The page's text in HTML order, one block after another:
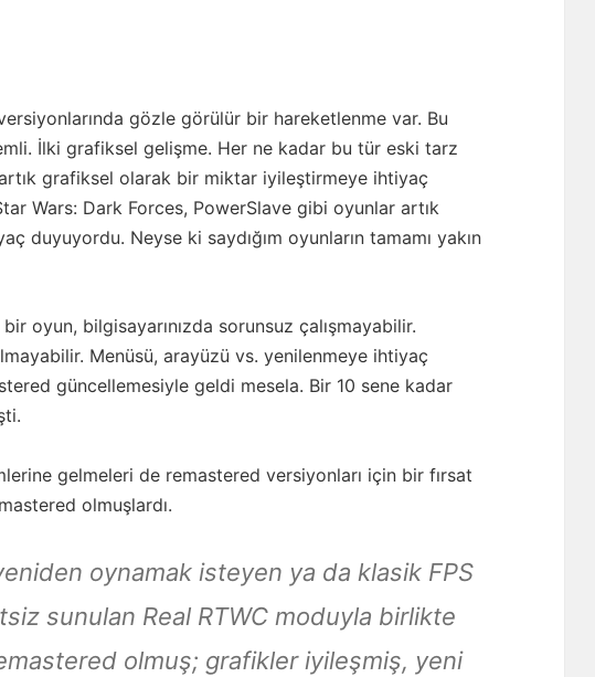
gözle görülür bir hareketlenme var. Bu
İlki grafiksel gelişme. Her ne kadar bu tür eski tarz
grafiksel olarak bir miktar iyileştirmeye ihtiyaç
Wars: Dark Forces, PowerSlave gibi oyunlar artık
duyuyordu. Neyse ki saydığım oyunların tamamı yakın
oyun, bilgisayarınızda sorunsuz çalışmayabilir.
Menüsü, arayüzü vs. yenilenmeye ihtiyaç
güncellemesiyle geldi mesela. Bir 10 sene kadar
gelmeleri de remastered versiyonları için bir fırsat
olmuşlardı.
oynamak isteyen ya da klasik FPS
sunulan Real RTWC moduyla birlikte
olmuş; grafikler iyileşmiş, yeni